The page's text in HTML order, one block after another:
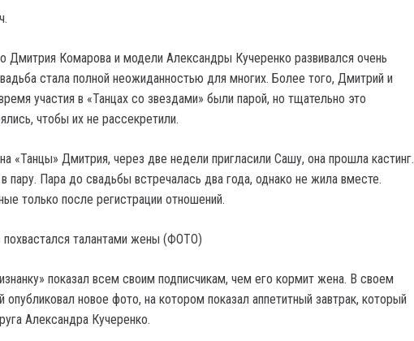
Дмитрия Комарова и модели Александры Кучеренко развивался очень
стала полной неожиданностью для многих. Более того, Дмитрий и
участия в «Танцах со звездами» были парой, но тщательно это
чтобы их не рассекретили.
«Танцы» Дмитрия, через две недели пригласили Сашу, она прошла кастинг.
пару. Пара до свадьбы встречалась два года, однако не жила вместе.
только после регистрации отношений.
показал всем своим подписчикам, чем его кормит жена. В своем
новое фото, на котором показал аппетитный завтрак, который
Александра Кучеренко.